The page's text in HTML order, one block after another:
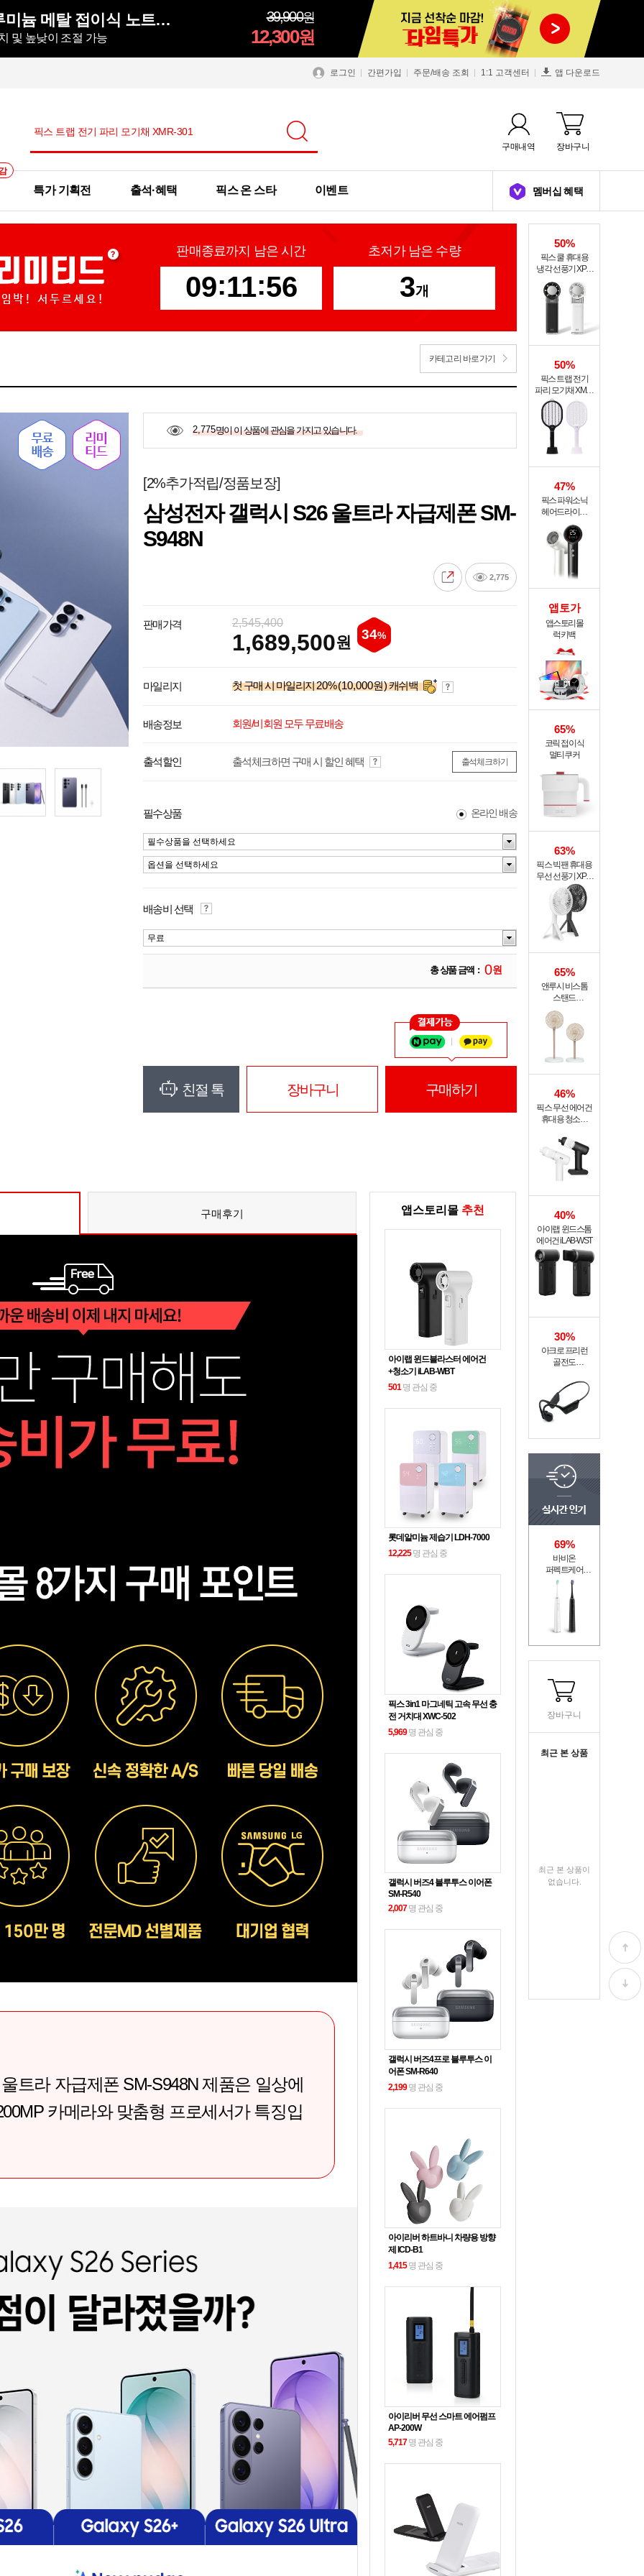
모락 시뮬러 알루미늄 메탈 접이식 노트북 거치대S
및 높낮이 조절 가능
39,900원
12,300원
로그인 간편가입 주문/배송 조회 1:1 고객센터 앱 다운로드
구매내역 장바구니
특가 기획전 출석·혜택 픽스 온 스타 이벤트 멤버십 혜택
판매종료까지 남은 시간
09:11:55
초저가 남은 수량
3개
카테고리 바로가기
2,775명이 이 상품에 관심을 가지고 있습니다.
[2%추가적립/정품보장]
삼성전자 갤럭시 S26 울트라 자급제폰 SM-
S948N
2,775
판매가격 2,545,400
1,689,500원 34%
마일리지 첫 구매 시 마일리지20%(10,000원)캐쉬백
배송정보 회원/비회원 모두 무료배송
출석할인 출석체크하면 구매 시 할인 혜택 출석체크하기
필수상품 온라인 배송
필수상품을 선택하세요
옵션을 선택하세요
배송비 선택
무료
총 상품 금액 : 0원
친절 톡 장바구니 구매하기
구매후기
트라 자급제폰 SM-S948N 제품은 일상에
카메라와 맞춤형 프로세서가 특징입
앱스토리몰 추천
아이랩 윈드블라스터 에어건
+청소기 iLAB-WBT
501 명 관심 중
롯데알미늄 제습기 LDH-7000
12,225명 관심 중
픽스 3in1 마그네틱 고속 무선 충
전 거치대 XWC-502
5,969명 관심 중
갤럭시 버즈4 블루투스 이어폰
SM-R540
2,007명 관심 중
갤럭시 버즈4프로 블루투스 이
어폰 SM-R640
2,199명 관심 중
아이리버 하트바니 차량용 방향
제 ICD-B1
1,415명 관심 중
아이리버 무선 스마트 에어펌프
AP-200W
5,717명 관심 중
50%
픽스 쿨 휴대용
냉각 선풍기 XPF-
50%
픽스 트랩 전기
파리 모기채 XMR-
301
47%
픽스 파워소닉
헤어드라이기
XHS-702
앱토가
앱스토리몰
럭키백
65%
코릭 접이식
멀티쿠커
63%
픽스 빅팬 휴대용
무선 선풍기 XPF-
702
65%
앤루시 비스톰
스탠드
써큘레이터 ASF-
200A
46%
픽스 무선 에어건
휴대용 청소기
40%
아이랩 윈드스톰
에어건 iLAB-WST
30%
아크로 프리런
골전도
69%
바비온
퍼펙트케어
퓨어슬림
음파전동칫솔
장바구니
최근 본 상품
최근 본 상품이
없습니다.